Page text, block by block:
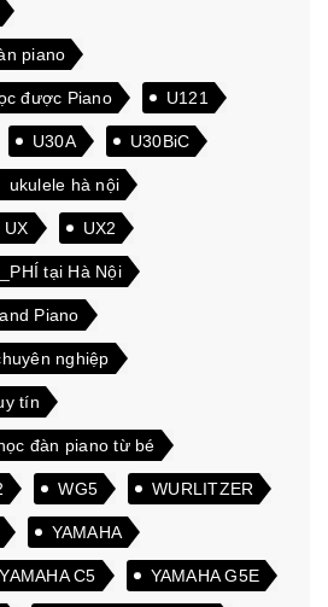
piano
được Piano U121
U30A U30BiC
ukulele hà nội
UX UX2
tại Hà Nội
Piano
nghiệp
tín
đàn piano từ bé
WG5 WURLITZER
YAMAHA
YAMAHA C5 YAMAHA G5E